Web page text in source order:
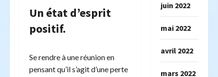
Un état d’esprit
positif.
Se rendre à une réunion en
pensant qu’il s’agit d’une perte
juin 2022
mai 2022
avril 2022
mars 2022